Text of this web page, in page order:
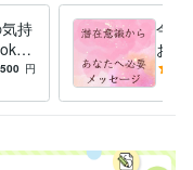
持
】
にな
500 円
今の
お伝
るな